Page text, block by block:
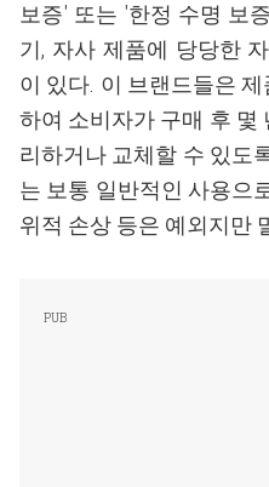
보증' 또는 '한정 수명 보
기, 자사 제품에 당당한
이 있다. 이 브랜드들은
하여 소비자가 구매 후 몇
리하거나 교체할 수 있도
는 보통 일반적인 사용으
위적 손상 등은 예외지만